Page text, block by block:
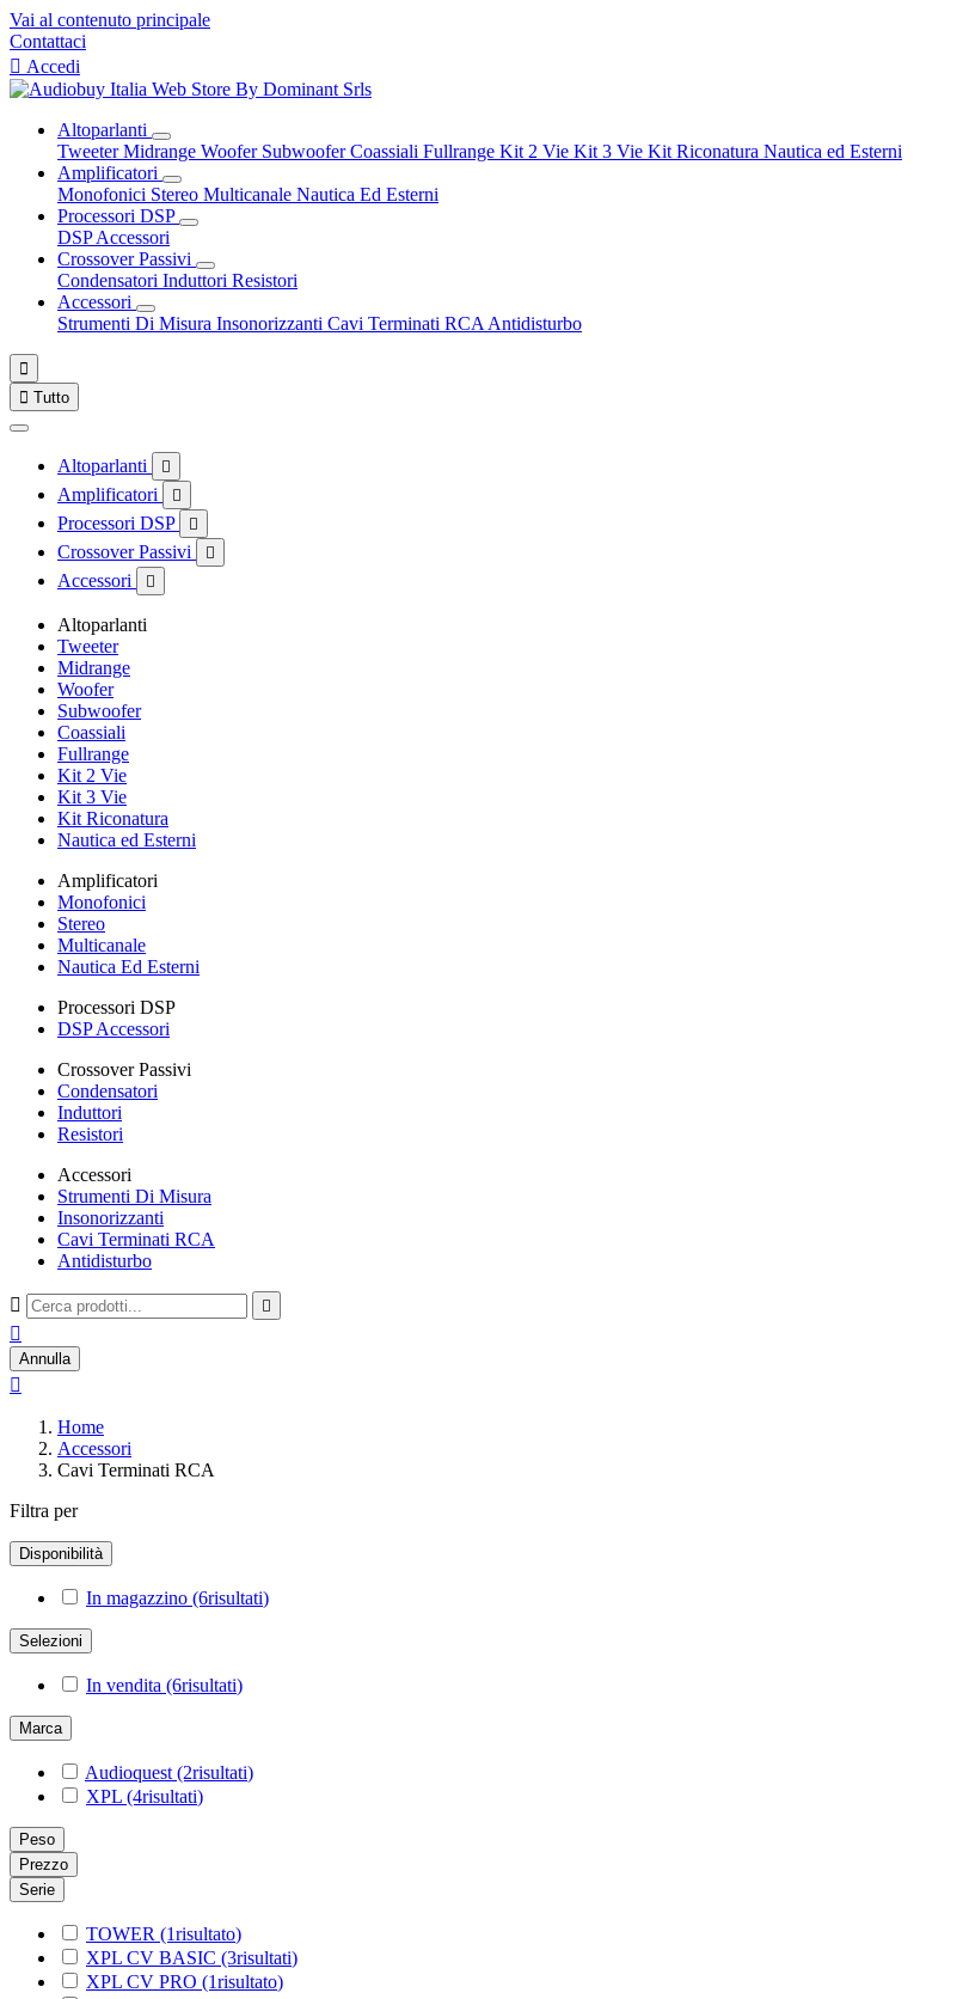
Vai al contenuto principale
Contattaci
 Accedi
Altoparlanti
TweeterMidrange Woofer SubwooferCoassiali Fullrange Kit 2 Vie Kit 3 Vie Kit Riconatura Nautica ed Esterni
Amplificatori
Monofonici Stereo Multicanale Nautica Ed Esterni
Processori DSP
DSP Accessori
Crossover Passivi
Condensatori Induttori Resistori
Accessori
Strumenti Di Misura Insonorizzanti Cavi Terminati RCA Antidisturbo

 Tutto
Altoparlanti 
Amplificatori 
Processori DSP 
Crossover Passivi 
Accessori 
Altoparlanti
Tweeter
Midrange
Woofer
Subwoofer
Coassiali
Fullrange
Kit 2 Vie
Kit 3 Vie
Kit Riconatura
Nautica ed Esterni
Amplificatori
Monofonici
Stereo
Multicanale
Nautica Ed Esterni
Processori DSP
DSP Accessori
Crossover Passivi
Condensatori
Induttori
Resistori
Accessori
Strumenti Di Misura
Insonorizzanti
Cavi Terminati RCA
Antidisturbo
 

Annulla

Home
Accessori
Cavi Terminati RCA
Filtra per
Disponibilità
In magazzino (6risultati)
Selezioni
In vendita (6risultati)
Marca
Audioquest (2risultati)
XPL (4risultati)
Peso
Prezzo
Serie
TOWER (1risultato)
XPL CV BASIC (3risultati)
XPL CV PRO (1risultato)